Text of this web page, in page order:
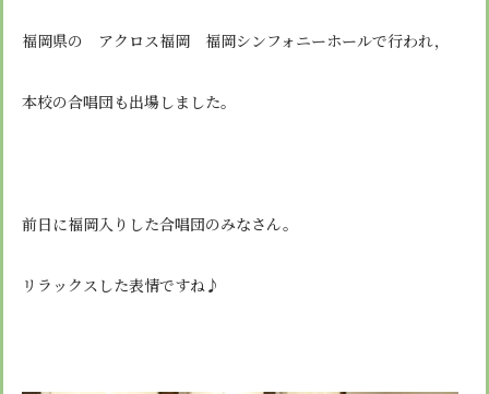
通学用ランドセルについて
福岡県の アクロス福岡 福岡シンフォニーホールで行われ，
本校の合唱団も出場しました。
前日に福岡入りした合唱団のみなさん。
リラックスした表情ですね♪